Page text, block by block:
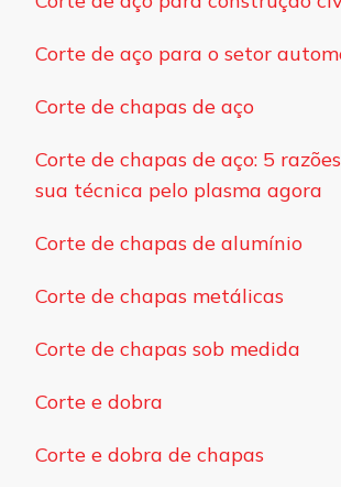
Corte de aço para o setor
Corte de chapas de aço
Corte de chapas de aço: 5
sua técnica pelo plasma agora
Corte de chapas de alumínio
Corte de chapas metálicas
Corte de chapas sob medida
Corte e dobra
Corte e dobra de chapas